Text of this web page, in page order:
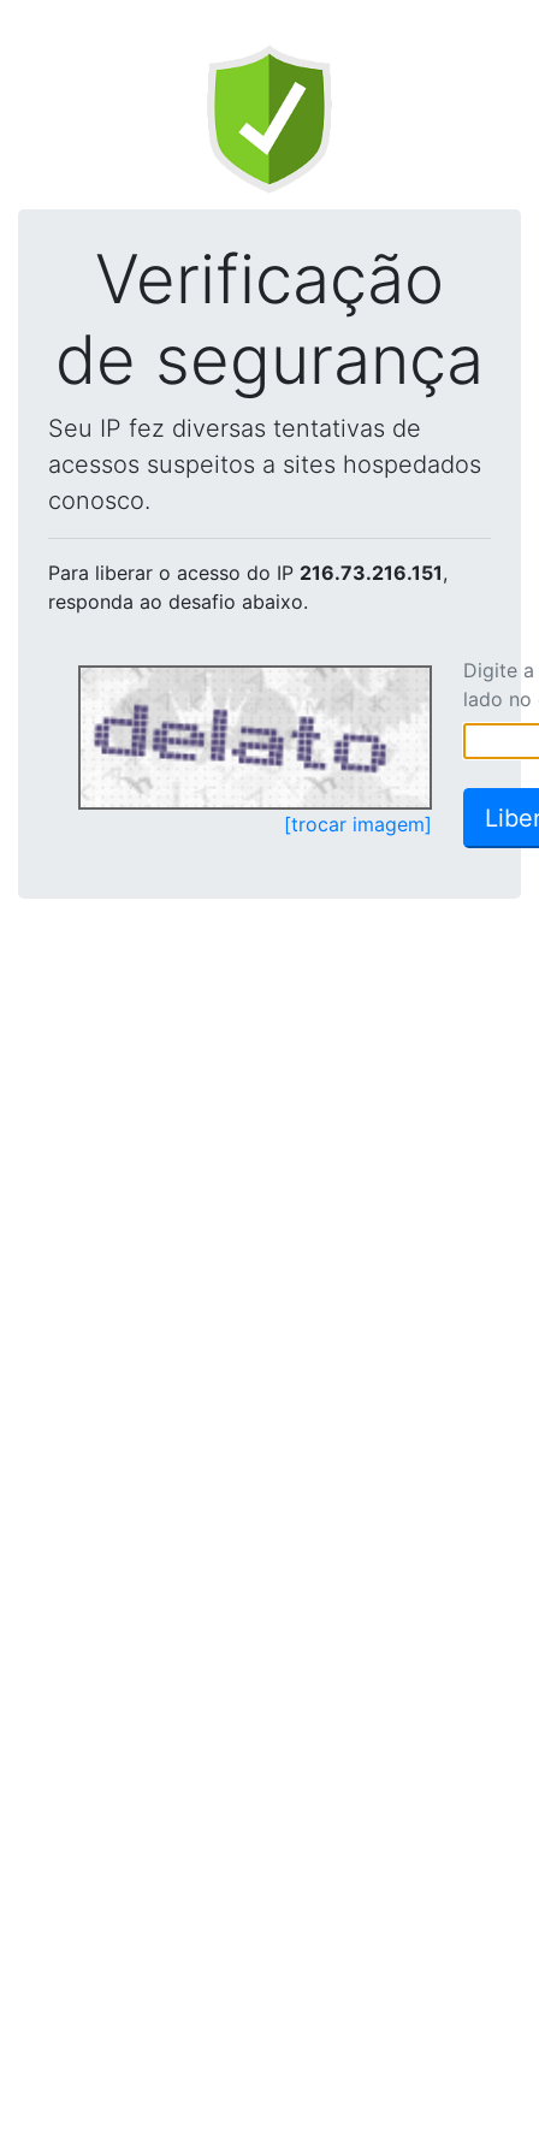
Verificação
de segurança
Seu IP fez diversas tentativas de
acessos suspeitos a sites hospedados
conosco.
Para liberar o acesso do IP 216.73.216.151,
responda ao desafio abaixo.
[trocar imagem]
Digite
lado no